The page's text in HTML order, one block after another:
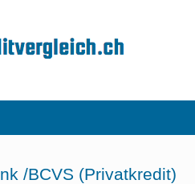
/BCVS (Privatkredit)